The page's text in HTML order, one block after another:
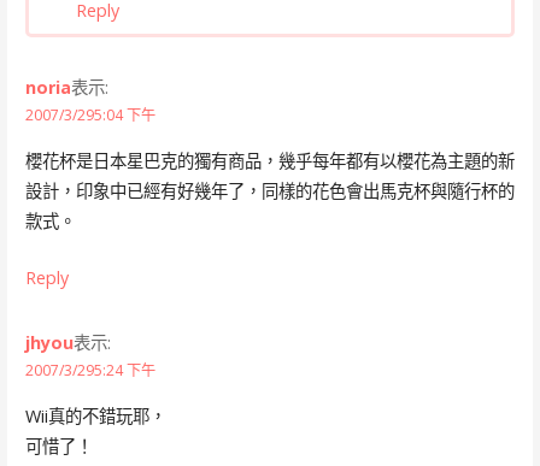
Reply
noria表示:
2007/3/295:04 下午
櫻花杯是日本星巴克的獨有商品，幾乎每年都有以櫻花為主題的新
設計，印象中已經有好幾年了，同樣的花色會出馬克杯與隨行杯的
款式。
Reply
jhyou表示:
2007/3/295:24 下午
Wii真的不錯玩耶，
可惜了！